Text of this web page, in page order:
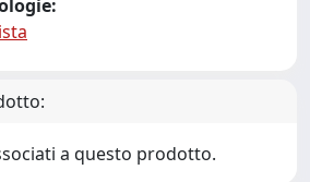
a questo prodotto.